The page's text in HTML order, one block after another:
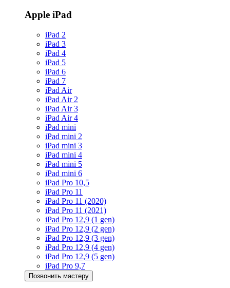
Apple iPad
iPad 2
iPad 3
iPad 4
iPad 5
iPad 6
iPad 7
iPad Air
iPad Air 2
iPad Air 3
iPad Air 4
iPad mini
iPad mini 2
iPad mini 3
iPad mini 4
iPad mini 5
iPad mini 6
iPad Pro 10,5
iPad Pro 11
iPad Pro 11 (2020)
iPad Pro 11 (2021)
iPad Pro 12,9 (1 gen)
iPad Pro 12,9 (2 gen)
iPad Pro 12,9 (3 gen)
iPad Pro 12,9 (4 gen)
iPad Pro 12,9 (5 gen)
iPad Pro 9,7
Позвонить мастеру